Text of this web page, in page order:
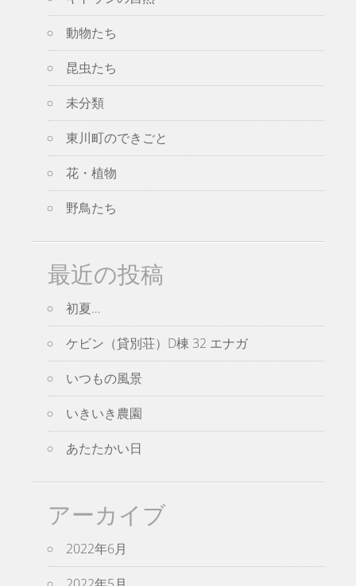
動物たち
昆虫たち
未分類
東川町のできごと
花・植物
野鳥たち
最近の投稿
初夏…
ケビン（貸別荘）D棟 32 エナガ
いつもの風景
いきいき農園
あたたかい日
アーカイブ
2022年6月